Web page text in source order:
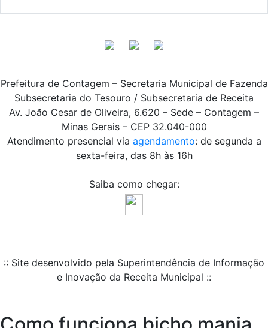
Prefeitura de Contagem – Secretaria Municipal de Fazenda
Subsecretaria do Tesouro / Subsecretaria de Receita
Av. João Cesar de Oliveira, 6.620 – Sede – Contagem –
Minas Gerais – CEP 32.040-000
Atendimento presencial via agendamento: de segunda a
sexta-feira, das 8h às 16h
Saiba como chegar:
:: Site desenvolvido pela Superintendência de Informação
e Inovação da Receita Municipal ::